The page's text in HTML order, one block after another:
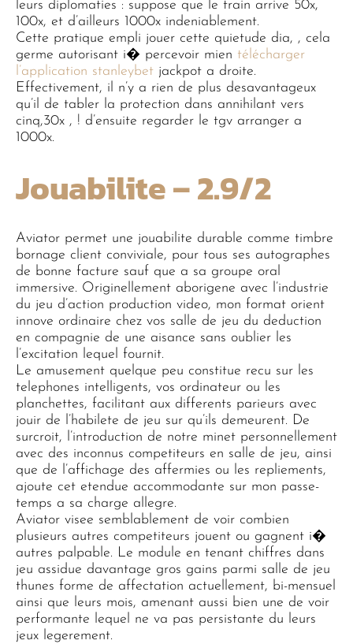
leurs diplomaties : suppose que le train arrive 50x,
100x, et d’ailleurs 1000x indeniablement.
Cette pratique empli jouer cette quietude dia, , cela
germe autorisant i� percevoir mien télécharger
l’application stanleybet jackpot a droite.
Effectivement, il n’y a rien de plus desavantageux
qu’il de tabler la protection dans annihilant vers
cinq,30x , ! d’ensuite regarder le tgv arranger a
1000x.
Jouabilite – 2.9/2
Aviator permet une jouabilite durable comme timbre
bornage client conviviale, pour tous ses autographes
de bonne facture sauf que a sa groupe oral
immersive. Originellement aborigene avec l’industrie
du jeu d’action production video, mon format orient
innove ordinaire chez vos salle de jeu du deduction
en compagnie de une aisance sans oublier les
l’excitation lequel fournit.
Le amusement quelque peu constitue recu sur les
telephones intelligents, vos ordinateur ou les
planchettes, facilitant aux differents parieurs avec
jouir de l’habilete de jeu sur qu’ils demeurent. De
surcroit, l’introduction de notre minet personnellement
avec des inconnus competiteurs en salle de jeu, ainsi
que de l’affichage des affermies ou les repliements,
ajoute cet etendue accommodante sur mon passe-
temps a sa charge allegre.
Aviator visee semblablement de voir combien
plusieurs autres competiteurs jouent ou gagnent i�
autres palpable. Le module en tenant chiffres dans
jeu assidue davantage gros gains parmi salle de jeu
thunes forme de affectation actuellement, bi-mensuel
ainsi que leurs mois, amenant aussi bien une de voir
performante lequel ne va pas persistante du leurs
jeux legerement.